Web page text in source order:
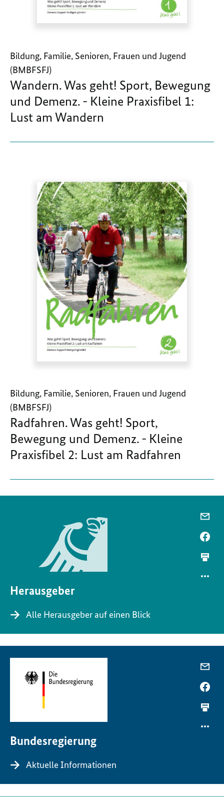
Bildung, Familie, Senioren, Frauen und Jugend
(BMBFSFJ)
Wandern. Was geht! Sport, Bewegung
und Demenz. - Kleine Praxisfibel 1:
Lust am Wandern
Bildung, Familie, Senioren, Frauen und Jugend
(BMBFSFJ)
Radfahren. Was geht! Sport,
Bewegung und Demenz. - Kleine
Praxisfibel 2: Lust am Radfahren
Herausgeber
Alle Herausgeber auf einen Blick
Bundesregierung
Aktuelle Informationen